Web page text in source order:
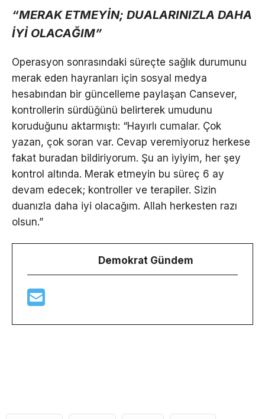
“MERAK ETMEYİN; DUALARINIZLA DAHA
İYİ OLACAĞIM”
Operasyon sonrasındaki süreçte sağlık durumunu
merak eden hayranları için sosyal medya
hesabından bir güncelleme paylaşan Cansever,
kontrollerin sürdüğünü belirterek umudunu
koruduğunu aktarmıştı: “Hayırlı cumalar. Çok
yazan, çok soran var. Cevap veremiyoruz herkese
fakat buradan bildiriyorum. Şu an iyiyim, her şey
kontrol altında. Merak etmeyin bu süreç 6 ay
devam edecek; kontroller ve terapiler. Sizin
duanızla daha iyi olacağım. Allah herkesten razı
olsun.”
Demokrat Gündem